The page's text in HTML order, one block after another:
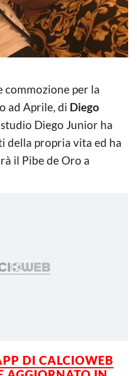
commozione per la
ad Aprile, di Diego
Diego Junior ha
della propria vita ed ha
il Pibe de Oro a
DI CALCIOWEB